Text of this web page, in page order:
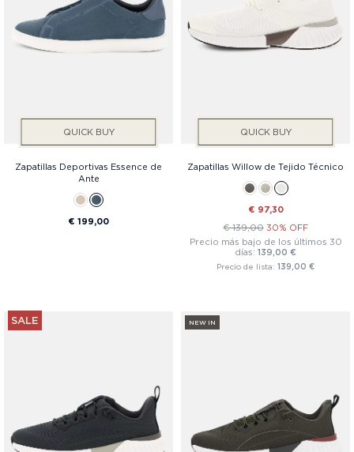
QUICK BUY
Zapatillas Deportivas Essence de
Ante
€ 199,00
QUICK BUY
Zapatillas Willow de Tejido Técnico
€ 97,30
€ 139,00 30% OFF
Precio más bajo de los últimos 30
días: 139,00 €
Precio de lista: 139,00 €
SALE NEW IN